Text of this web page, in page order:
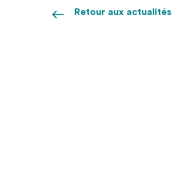
Retour aux actualités